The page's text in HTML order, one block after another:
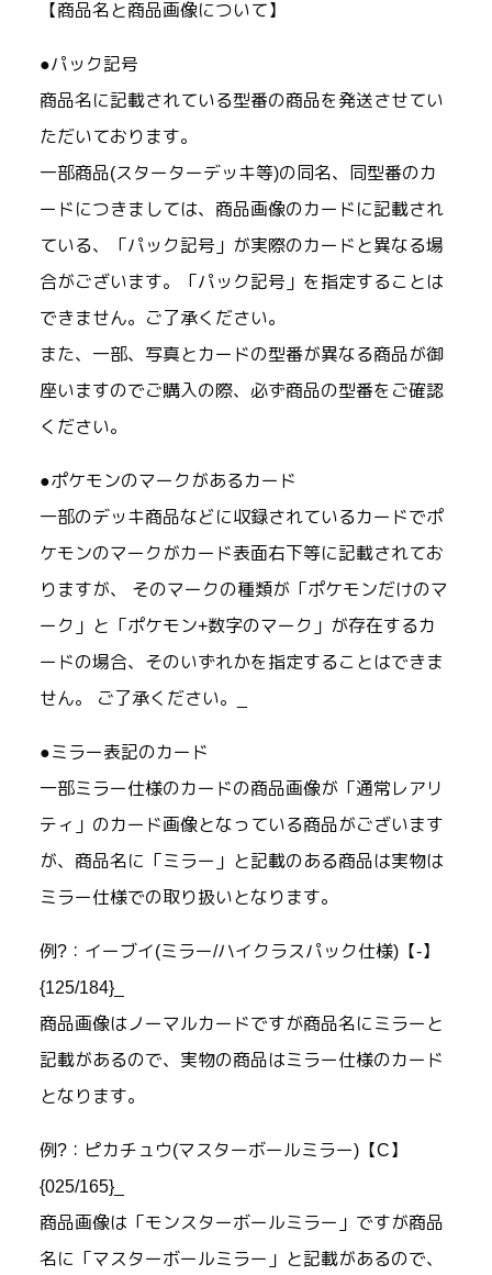
【商品名と商品画像について】
●パック記号
商品名に記載されている型番の商品を発送させてい
ただいております。
一部商品(スターターデッキ等)の同名、同型番のカ
ードにつきましては、商品画像のカードに記載され
ている、「パック記号」が実際のカードと異なる場
合がございます。「パック記号」を指定することは
できません。ご了承ください。
また、一部、写真とカードの型番が異なる商品が御
座いますのでご購入の際、必ず商品の型番をご確認
ください。
●ポケモンのマークがあるカード
一部のデッキ商品などに収録されているカードでポ
ケモンのマークがカード表面右下等に記載されてお
りますが、 そのマークの種類が「ポケモンだけのマ
ーク」と「ポケモン+数字のマーク」が存在するカ
ードの場合、そのいずれかを指定することはできま
せん。 ご了承ください。_
●ミラー表記のカード
一部ミラー仕様のカードの商品画像が「通常レアリ
ティ」のカード画像となっている商品がございます
が、商品名に「ミラー」と記載のある商品は実物は
ミラー仕様での取り扱いとなります。
例?：イーブイ(ミラー/ハイクラスパック仕様)【-】
{125/184}_
商品画像はノーマルカードですが商品名にミラーと
記載があるので、実物の商品はミラー仕様のカード
となります。
例?：ピカチュウ(マスターボールミラー)【C】
{025/165}_
商品画像は「モンスターボールミラー」ですが商品
名に「マスターボールミラー」と記載があるので、